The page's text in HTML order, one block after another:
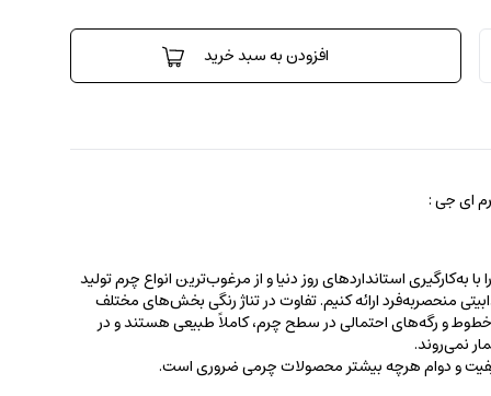
افزودن به سبد خرید
ای جی :
به‌کارگیری استانداردهای روز دنیا و از مرغوب‌ترین انواع چرم تولید
منحصربه‌فرد ارائه کنیم. تفاوت در تناژ رنگی بخش‌های مختلف
و رگه‌‌های احتمالی در سطح چرم، کاملاً طبیعی هستند و در
نمی‌روند.
و دوام هرچه بیشتر محصولات چرمی ضروری است.